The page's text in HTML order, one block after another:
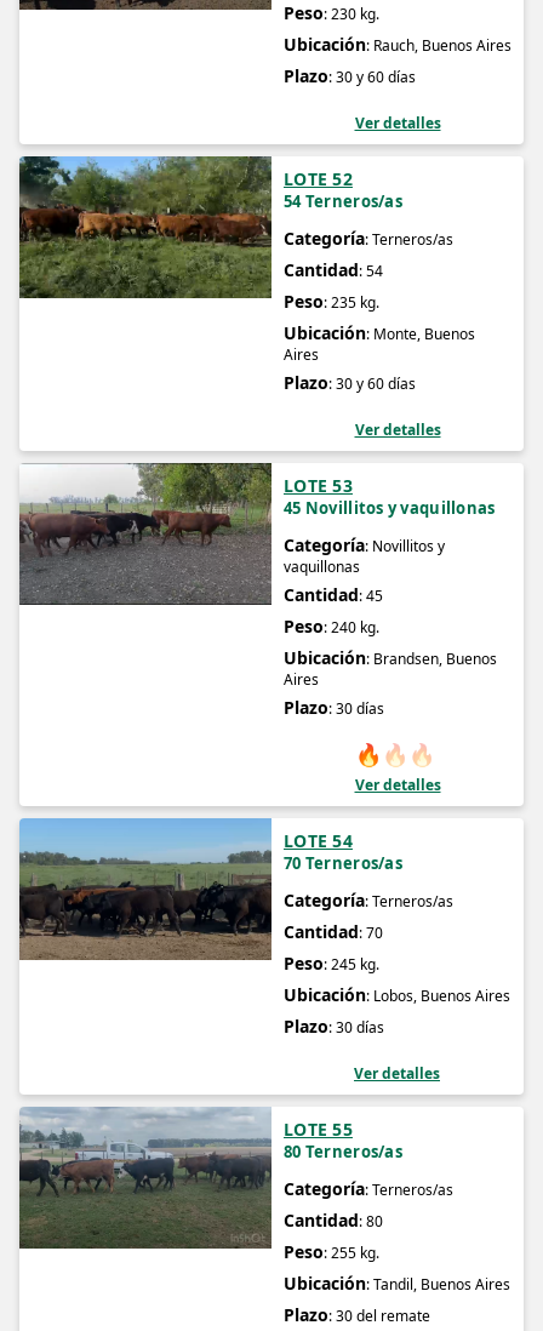
Peso: 230 kg.
Ubicación: Rauch, Buenos Aires
Plazo: 30 y 60 días
Ver detalles
LOTE 52
54 Terneros/as
Categoría: Terneros/as
Cantidad: 54
Peso: 235 kg.
Ubicación: Monte, Buenos
Aires
Plazo: 30 y 60 días
Ver detalles
LOTE 53
45 Novillitos y vaquillonas
Categoría: Novillitos y
vaquillonas
Cantidad: 45
Peso: 240 kg.
Ubicación: Brandsen, Buenos
Aires
Plazo: 30 días
🔥 🔥 🔥
Ver detalles
LOTE 54
70 Terneros/as
Categoría: Terneros/as
Cantidad: 70
Peso: 245 kg.
Ubicación: Lobos, Buenos Aires
Plazo: 30 días
Ver detalles
LOTE 55
80 Terneros/as
Categoría: Terneros/as
Cantidad: 80
Peso: 255 kg.
Ubicación: Tandil, Buenos Aires
Plazo: 30 del remate